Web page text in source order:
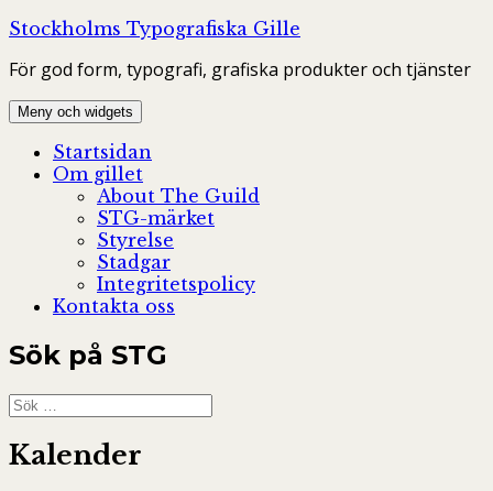
Hoppa
innehåll
Stockholms Typografiska Gille
För god form, typografi, grafiska produkter och tjänster
Meny och widgets
Startsidan
Om gillet
About The Guild
STG-märket
Styrelse
Stadgar
Integritetspolicy
Kontakta oss
Sök på STG
Sök
efter:
Kalender